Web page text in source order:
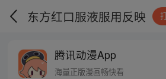
东方红口服液服用反映
腾讯动漫App
海量正版漫画畅快看